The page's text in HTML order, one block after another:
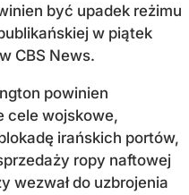
być upadek reżimu
w piątek
CBS News.
powinien
cele wojskowe,
irańskich portów,
ropy naftowej
wezwał do uzbrojenia